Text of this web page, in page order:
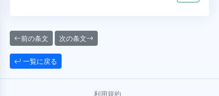
前の条文 次の条文
一覧に戻る
利用規約